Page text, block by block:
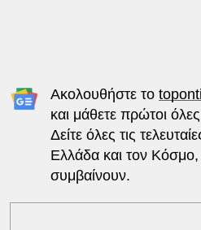
Ακολουθήστε το
και μάθετε πρώτοι όλες
Δείτε όλες τις
Ελλάδα και τον Κόσμο,
συμβαίνουν.